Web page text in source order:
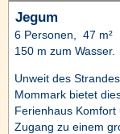
Jegum
6 Personen, 47 m²
150 m zum Wasser.
Unweit des
Mommark bietet
Ferienhaus Komfort
Zugang zu einem